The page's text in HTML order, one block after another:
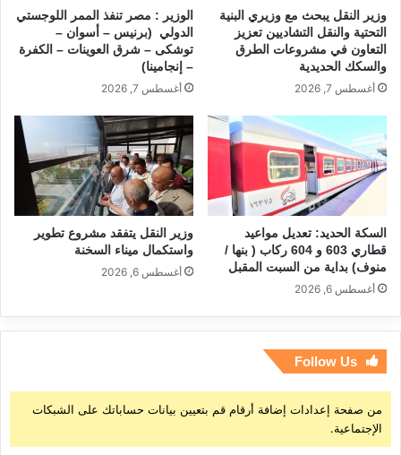
وزير النقل يبحث مع وزيري البنية
التحتية والنقل التشاديين تعزيز
التعاون في مشروعات الطرق
والسكك الحديدية
أغسطس 7, 2026
الوزير : مصر تنفذ الممر اللوجستي
الدولي (برنيس – أسوان –
توشكى – شرق العوينات – الكفرة
– إنجامينا)
أغسطس 7, 2026
السكة الحديد: تعديل مواعيد
قطاري 603 و 604 ركاب ( بنها /
منوف) بداية من السبت المقبل
أغسطس 6, 2026
وزير النقل يتفقد مشروع تطوير
واستكمال ميناء السخنة
أغسطس 6, 2026
Follow Us
من صفحة إعدادات إضافة أرقام قم بتعيين بيانات حساباتك على الشبكات
الإجتماعية.